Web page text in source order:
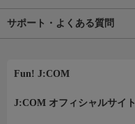
サポート・よくある質問
Fun! J:COM
J:COM オフィシャルサイト